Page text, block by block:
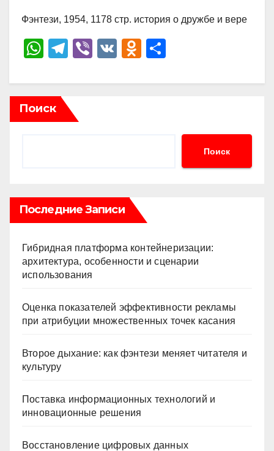
Фэнтези, 1954, 1178 стр. история о дружбе и вере
W
at
s
A
T
e
gr
a
Vi
er
V
O
n
р
ть
Поиск
Поиск
Последние Записи
Гибридная платформа контейнеризации:
архитектура, особенности и сценарии
использования
Оценка показателей эффективности рекламы
при атрибуции множественных точек касания
Второе дыхание: как фэнтези меняет читателя и
культуру
Поставка информационных технологий и
инновационные решения
Восстановление цифровых данных